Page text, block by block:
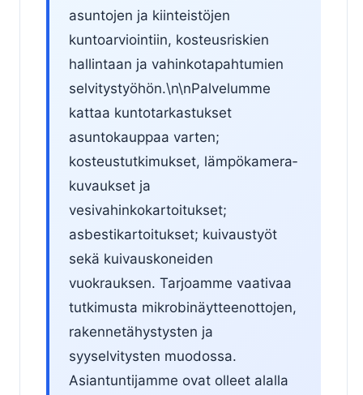
asuntojen ja kiinteistöjen
kuntoarviointiin, kosteusriskien
hallintaan ja vahinkotapahtumien
selvitystyöhön.\n\nPalvelumme
kattaa kuntotarkastukset
asuntokauppaa varten;
kosteustutkimukset, lämpökamera­
kuvaukset ja
vesivahinkokartoitukset;
asbestikartoitukset; kuivaustyöt
sekä kuivauskoneiden
vuokrauksen. Tarjoamme vaativaa
tutkimusta mikrobinäytteenottojen,
rakennetähystysten ja
syyselvitysten muodossa.
Asiantuntijamme ovat olleet alalla